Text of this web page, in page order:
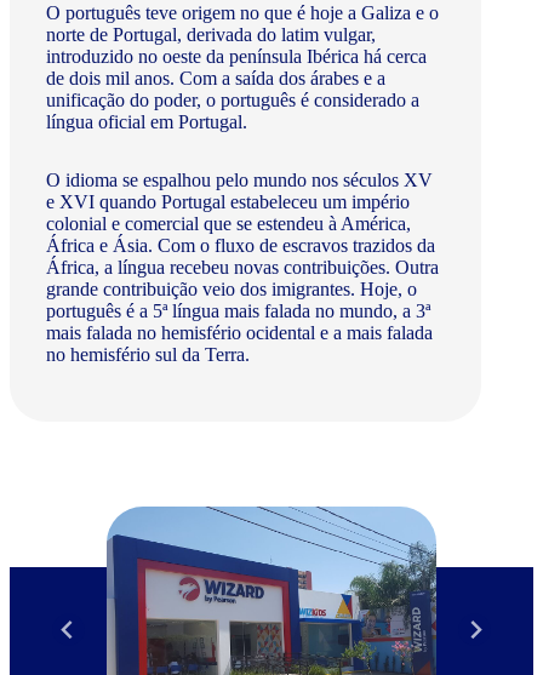
O português teve origem no que é hoje a Galiza e o
norte de Portugal, derivada do latim vulgar,
introduzido no oeste da península Ibérica há cerca
de dois mil anos. Com a saída dos árabes e a
unificação do poder, o português é considerado a
língua oficial em Portugal.
O idioma se espalhou pelo mundo nos séculos XV
e XVI quando Portugal estabeleceu um império
colonial e comercial que se estendeu à América,
África e Ásia. Com o fluxo de escravos trazidos da
África, a língua recebeu novas contribuições. Outra
grande contribuição veio dos imigrantes. Hoje, o
português é a 5ª língua mais falada no mundo, a 3ª
mais falada no hemisfério ocidental e a mais falada
no hemisfério sul da Terra.